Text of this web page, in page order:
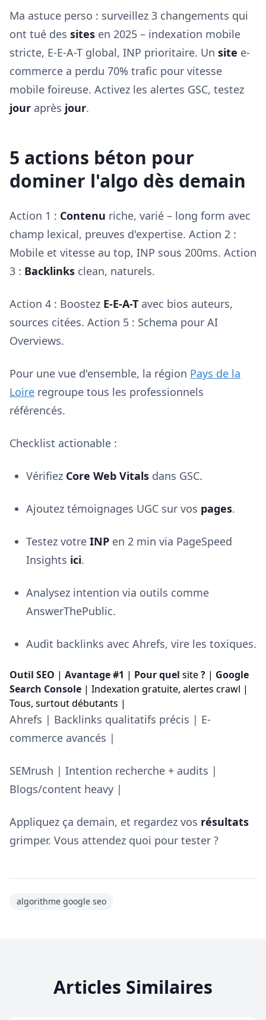
Ma astuce perso : surveillez 3 changements qui
ont tué des sites en 2025 – indexation mobile
stricte, E-E-A-T global, INP prioritaire. Un site e-
commerce a perdu 70% trafic pour vitesse
mobile foireuse. Activez les alertes GSC, testez
jour après jour.
5 actions béton pour
dominer l'algo dès demain
Action 1 : Contenu riche, varié – long form avec
champ lexical, preuves d'expertise. Action 2 :
Mobile et vitesse au top, INP sous 200ms. Action
3 : Backlinks clean, naturels.
Action 4 : Boostez E-E-A-T avec bios auteurs,
sources citées. Action 5 : Schema pour AI
Overviews.
Pour une vue d'ensemble, la région Pays de la
Loire regroupe tous les professionnels
référencés.
Checklist actionable :
Vérifiez Core Web Vitals dans GSC.
Ajoutez témoignages UGC sur vos pages.
Testez votre INP en 2 min via PageSpeed
Insights ici.
Analysez intention via outils comme
AnswerThePublic.
Audit backlinks avec Ahrefs, vire les toxiques.
Outil SEO | Avantage #1 | Pour quel site? | Google
Search Console | Indexation gratuite, alertes crawl |
Tous, surtout débutants |
Ahrefs | Backlinks qualitatifs précis | E-
commerce avancés |
SEMrush | Intention recherche + audits |
Blogs/content heavy |
Appliquez ça demain, et regardez vos résultats
grimper. Vous attendez quoi pour tester ?
algorithme google seo
Articles Similaires